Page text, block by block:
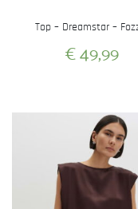
Top – Dreamstar –
€49,99
heeft
meerdere
variaties.
Deze
optie